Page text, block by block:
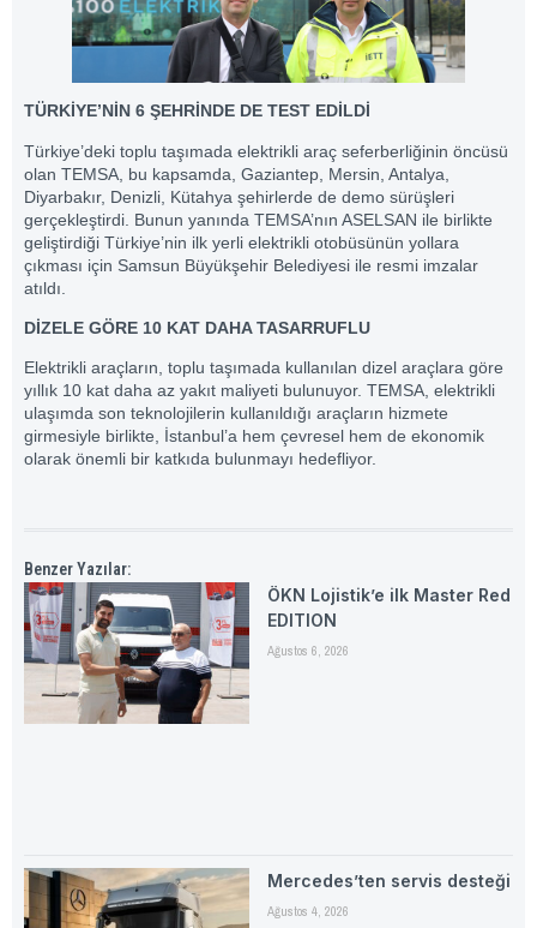
TÜRKİYE’NİN 6 ŞEHRİNDE DE TEST EDİLDİ
Türkiye’deki toplu taşımada elektrikli araç seferberliğinin öncüsü
olan TEMSA, bu kapsamda, Gaziantep, Mersin, Antalya,
Diyarbakır, Denizli, Kütahya şehirlerde de demo sürüşleri
gerçekleştirdi. Bunun yanında TEMSA’nın ASELSAN ile birlikte
geliştirdiği Türkiye’nin ilk yerli elektrikli otobüsünün yollara
çıkması için Samsun Büyükşehir Belediyesi ile resmi imzalar
atıldı.
DİZELE GÖRE 10 KAT DAHA TASARRUFLU
Elektrikli araçların, toplu taşımada kullanılan dizel araçlara göre
yıllık 10 kat daha az yakıt maliyeti bulunuyor. TEMSA, elektrikli
ulaşımda son teknolojilerin kullanıldığı araçların hizmete
girmesiyle birlikte, İstanbul’a hem çevresel hem de ekonomik
olarak önemli bir katkıda bulunmayı hedefliyor.
Benzer Yazılar:
ÖKN Lojistik’e ilk Master Red
EDITION
Ağustos 6, 2026
Mercedes’ten servis desteği
Ağustos 4, 2026